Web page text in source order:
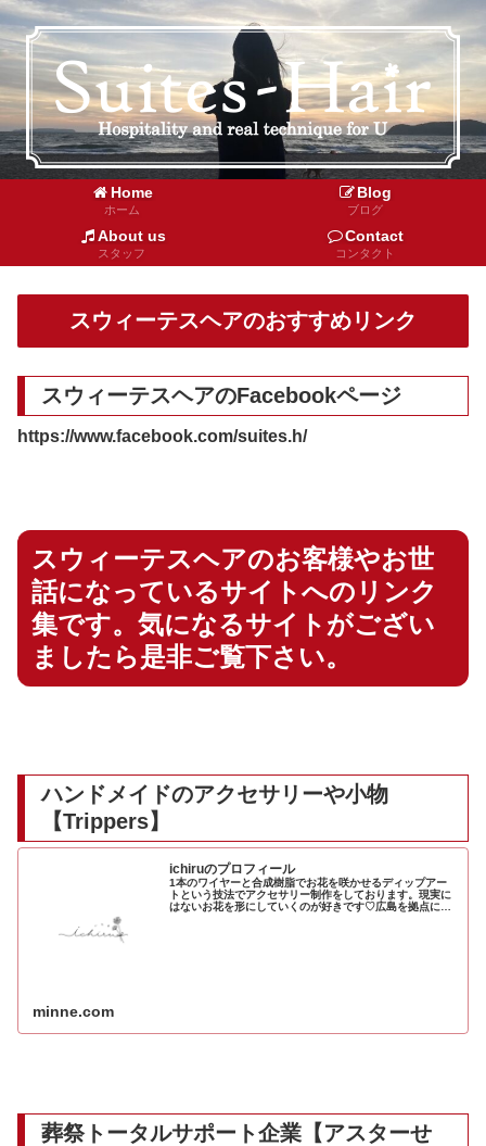
Home
ホーム
Blog
ブログ
About us
スタッフ
Contact
コンタクト
スウィーテスヘアのおすすめリンク
スウィーテスヘアのFacebookページ
https://www.facebook.com/suites.h/
スウィーテスヘアのお客様やお世
話になっているサイトへのリンク
集です。気になるサイトがござい
ましたら是非ご覧下さい。
ハンドメイドのアクセサリーや小物
【Trippers】
ichiruのプロフィール
1本のワイヤーと合成樹脂でお花を咲かせるディップアー
トという技法でアクセサリー制作をしております。現実に
はないお花を形にしていくのが好きです♡広島を拠点にイ
minne.com
葬祭トータルサポート企業【 アスターせ